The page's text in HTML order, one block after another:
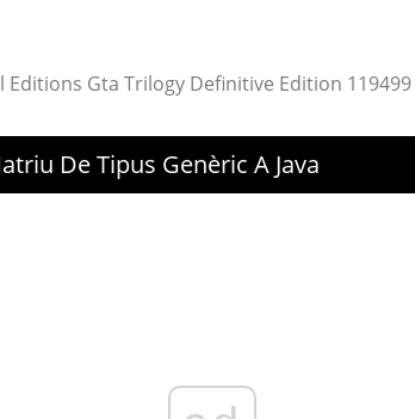
Editions Gta Trilogy Definitive Edition 119499
De Tipus Genèric A Java